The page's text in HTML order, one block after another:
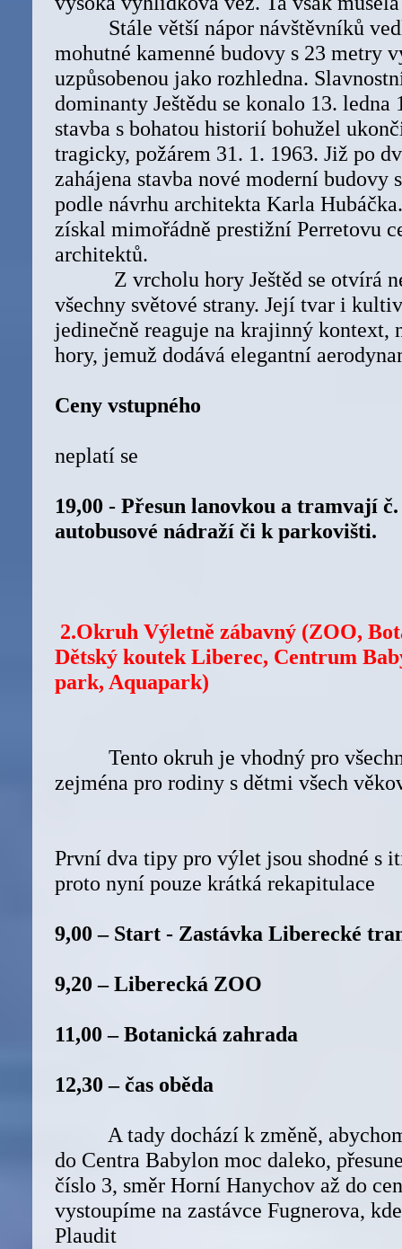
Stále větší nápor návštěvníků
mohutné kamenné budovy s 23 metry
uzpůsobenou jako rozhledna.
dominanty Ještědu se konalo 13. ledna
stavba s bohatou historií bohužel
tragicky, požárem 31. 1. 1963. Již po
zahájena stavba nové moderní budovy
podle návrhu architekta Karla
získal mimořádně prestižní Perretovu
architektů.
Z vrcholu hory Ještěd se otvírá
všechny světové strany. Její tvar i
jedinečně reaguje na krajinný kontext,
hory, jemuž dodává elegantní
Ceny vstupného
neplatí se
19,00 - Přesun lanovkou a tramvají
autobusové nádraží či k parkovišti.
2.Okruh Výletně zábavný (ZOO,
Dětský koutek Liberec, Centrum
park, Aquapark)
Tento okruh je vhodný pro
zejména pro rodiny s dětmi všech
První dva tipy pro výlet jsou shodné s
proto nyní pouze krátká rekapitulace
9,00 – Start - Zastávka Liberecké
9,20 – Liberecká ZOO
11,00 – Botanická zahrada
12,30 – čas oběda
A tady dochází k změně, abychom
do Centra Babylon moc daleko,
číslo 3, směr Horní Hanychov až do
vystoupíme na zastávce Fugnerova,
Plaudit